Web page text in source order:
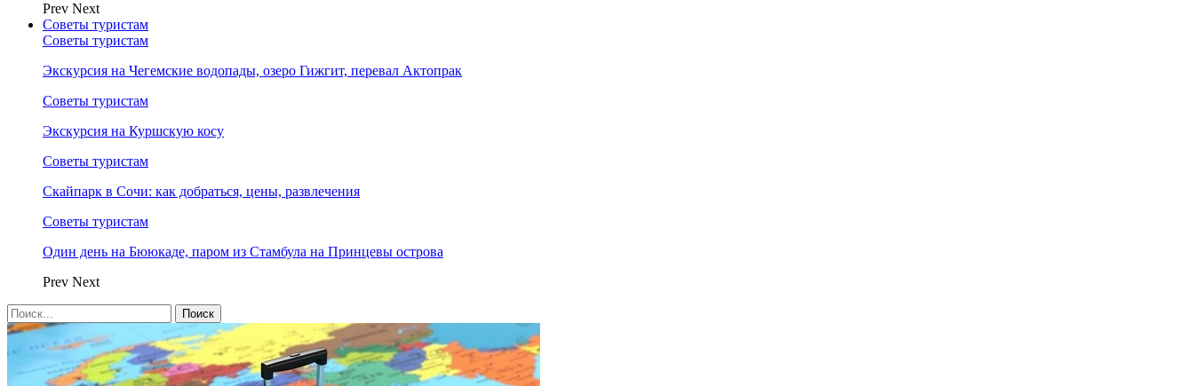
Prev Next
Советы туристам
Советы туристам
Экскурсия на Чегемские водопады, озеро Гижгит, перевал Актопрак
Советы туристам
Экскурсия на Куршскую косу
Советы туристам
Скайпарк в Сочи: как добраться, цены, развлечения
Советы туристам
Один день на Бююкаде, паром из Стамбула на Принцевы острова
Prev Next